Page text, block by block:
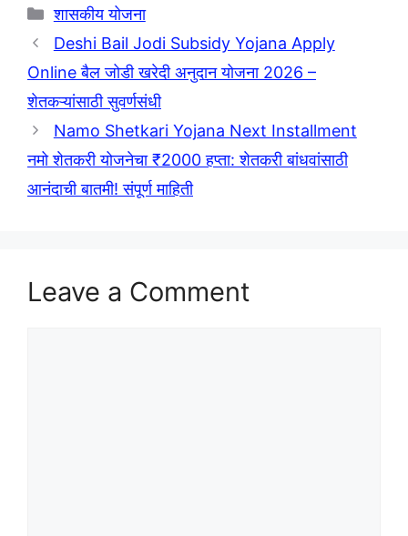
Categories
शासकीय योजना
Deshi Bail Jodi Subsidy Yojana Apply
Online बैल जोडी खरेदी अनुदान योजना 2026 –
शेतकऱ्यांसाठी सुवर्णसंधी
Namo Shetkari Yojana Next Installment
नमो शेतकरी योजनेचा ₹2000 हप्ता: शेतकरी बांधवांसाठी
आनंदाची बातमी! संपूर्ण माहिती
Leave a Comment